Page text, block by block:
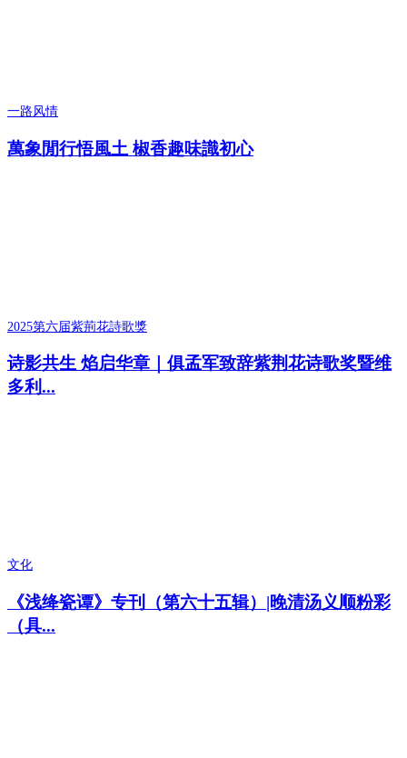
一路风情
萬象閒行悟風土 椒香趣味識初心
2025第六届紫荊花詩歌獎
诗影共生 焰启华章｜俱孟军致辞紫荆花诗歌奖暨维
多利...
文化
《浅绛瓷谭》专刊（第六十五辑）|晚清汤义顺粉彩
（具...